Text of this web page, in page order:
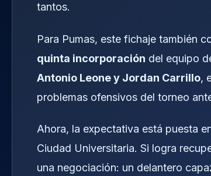
tantos.
Para Pumas, este fichaje también
quinta incorporación del equipo
Antonio Leone y Jordan Carrillo,
problemas ofensivos del torneo
Ahora, la expectativa está puesta
Ciudad Universitaria. Si logra
una negociación: un delantero